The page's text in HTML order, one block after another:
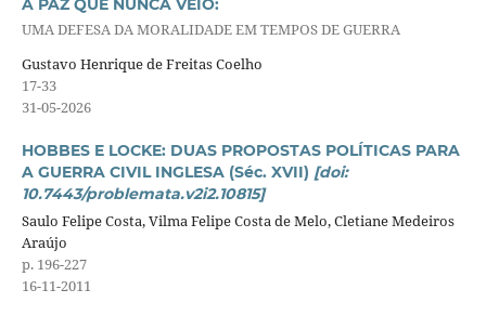
A PAZ QUE NUNCA VEIO:
UMA DEFESA DA MORALIDADE EM TEMPOS DE GUERRA
Gustavo Henrique de Freitas Coelho
17-33
31-05-2026
HOBBES E LOCKE: DUAS PROPOSTAS POLÍTICAS PARA
A GUERRA CIVIL INGLESA (Séc. XVII) [doi:
10.7443/problemata.v2i2.10815]
Saulo Felipe Costa, Vilma Felipe Costa de Melo, Cletiane Medeiros
Araújo
p. 196-227
16-11-2011